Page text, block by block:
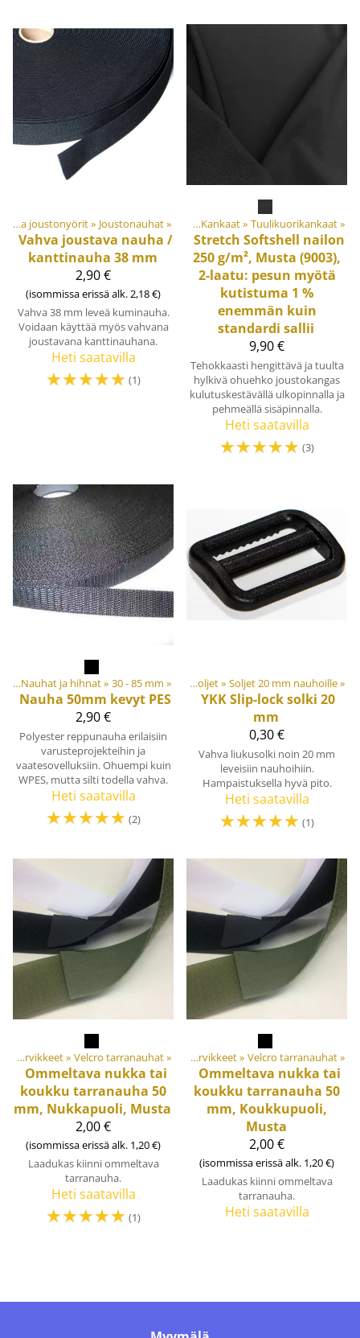
Joustonauhat ja joustonyörit‪» Joustonauhat‪»
Vahva joustava nauha /
kanttinauha 38 mm
2,90 €
(isommissa erissä alk. 2,18 €)
Vahva 38 mm leveä kuminauha.
Voidaan käyttää myös vahvana
joustavana kanttinauhana.
Heti saatavilla
☆☆☆☆☆ (1)
Tuotteet‪»Materiaalit ja tarvikkeet ‪» Kankaat‪» Tuulikuorikankaat‪»
Stretch Softshell nailon
250 g/m², Musta (9003),
2-laatu: pesun myötä
kutistuma 1 %
enemmän kuin
standardi sallii
9,90 €
Tehokkaasti hengittävä ja tuulta
hylkivä ohuehko joustokangas
kulutuskestävällä ulkopinnalla ja
pehmeällä sisäpinnalla.
Heti saatavilla
☆☆☆☆☆ (3)
‪» Nauhat ja hihnat‪» 30 - 85 mm ‪»
Nauha 50mm kevyt PES
2,90 €
Polyester reppunauha erilaisiin
varusteprojekteihin ja
vaatesovelluksiin. Ohuempi kuin
WPES, mutta silti todella vahva.
Heti saatavilla
☆☆☆☆☆ (2)
‪»Muovi- ja metalliosat‪» Soljet ja säätösoljet‪» Soljet 20 mm nauhoille‪»
YKK Slip-lock solki 20
mm
0,30 €
Vahva liukusolki noin 20 mm
leveisiin nauhoihiin.
Hampaistuksella hyvä pito.
Heti saatavilla
☆☆☆☆☆ (1)
Materiaalit ja tarvikkeet‪» Velcro tarranauhat‪»
Ommeltava nukka tai
koukku tarranauha 50
mm, Nukkapuoli, Musta
2,00 €
(isommissa erissä alk. 1,20 €)
Laadukas kiinni ommeltava
tarranauha.
Heti saatavilla
☆☆☆☆☆ (1)
Tuotteet‪» Materiaalit ja tarvikkeet‪» Velcro tarranauhat‪»
Ommeltava nukka tai
koukku tarranauha 50
mm, Koukkupuoli,
Musta
2,00 €
(isommissa erissä alk. 1,20 €)
Laadukas kiinni ommeltava
tarranauha.
Heti saatavilla